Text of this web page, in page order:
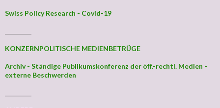
Swiss Policy Research - Covid-19
KONZERNPOLITISCHE MEDIENBETRÜGE
Archiv - Ständige Publikumskonferenz der öff.-rechtl. Medien -
externe Beschwerden